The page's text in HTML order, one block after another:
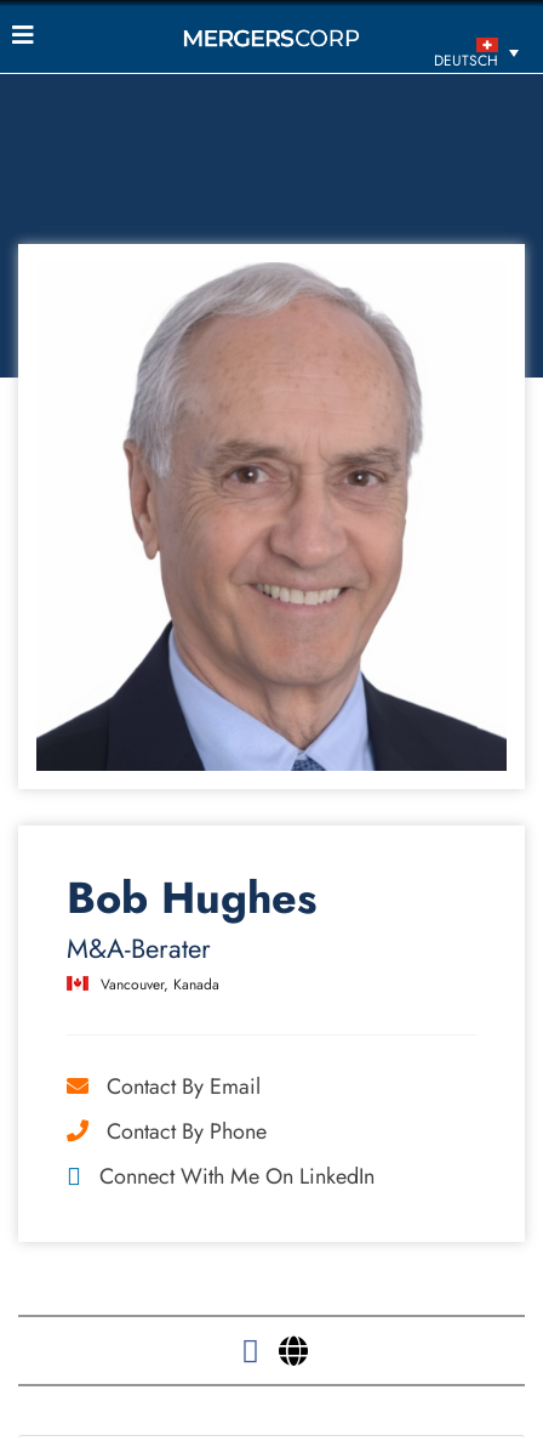
DEUTSCH
Bob Hughes
M&A-Berater
Vancouver, Kanada
Contact By Email
Contact By Phone
Connect With Me On LinkedIn